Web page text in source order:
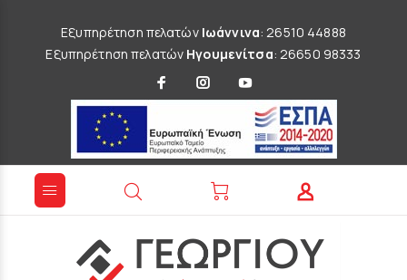
Εξυπηρέτηση πελατών Ιωάννινα: 26510 44888
Εξυπηρέτηση πελατών Ηγουμενίτσα: 26650 98333